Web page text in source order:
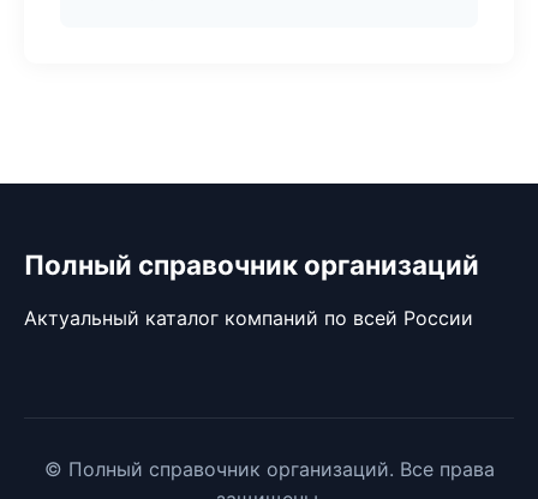
Полный справочник организаций
Актуальный каталог компаний по всей России
© Полный справочник организаций. Все права